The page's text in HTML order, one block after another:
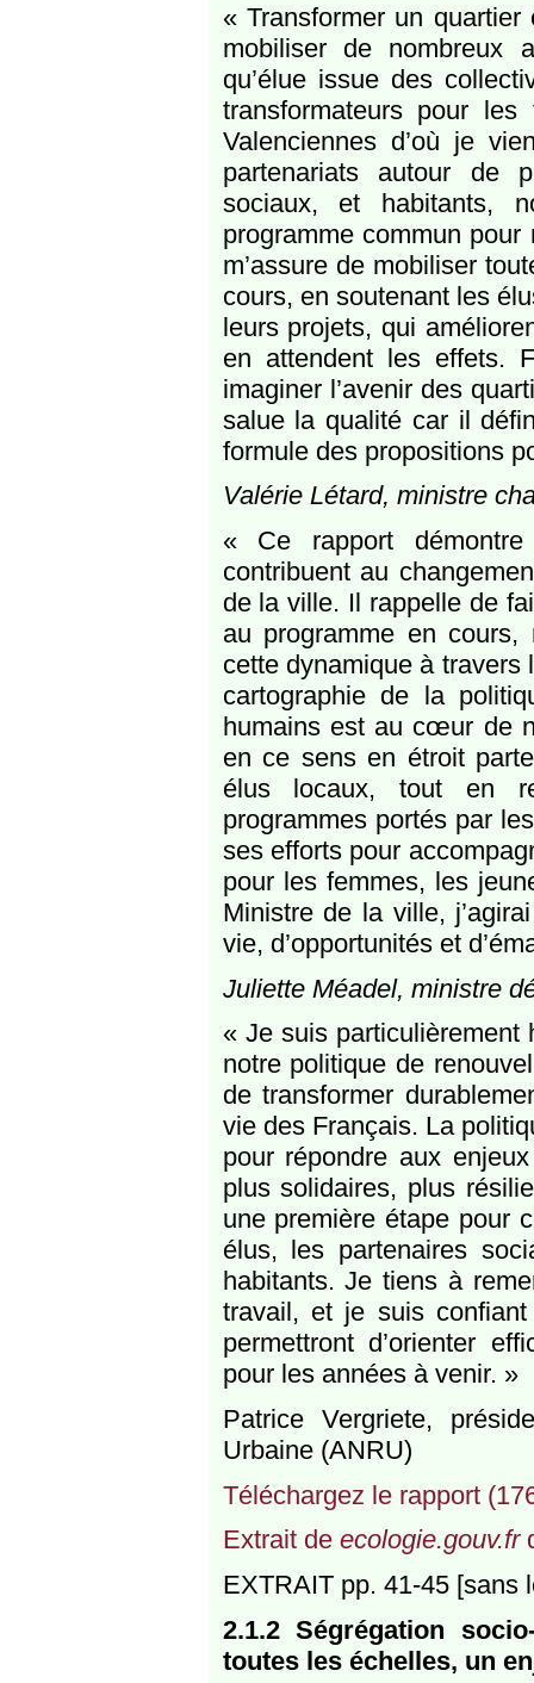
« Transformer un
mobiliser de nombreux
qu’élue issue des
transformateurs pour
Valenciennes d’où je
partenariats autour de
sociaux, et habitants,
programme commun
m’assure de mobiliser
cours, en soutenant les
leurs projets, qui
en attendent les effets.
imaginer l’avenir des
salue la qualité car il
formule des propositions
Valérie Létard, ministre
« Ce rapport
contribuent au
de la ville. Il rappelle de
au programme en cours,
cette dynamique à travers
cartographie de la
humains est au cœur de
en ce sens en étroit
élus locaux, tout en
programmes portés par
ses efforts pour
pour les femmes, les
Ministre de la ville,
vie, d’opportunités et
Juliette Méadel, ministre
« Je suis particulièrement
notre politique de
de transformer
vie des Français. La
pour répondre aux
plus solidaires, plus
une première étape pour
élus, les partenaires
habitants. Je tiens à
travail, et je suis
permettront d’orienter
pour les années à venir. »
Patrice Vergriete,
Urbaine (ANRU)
Téléchargez le rapport
Extrait de ecologie.gouv.fr
EXTRAIT pp. 41-45 [sans
2.1.2 Ségrégation
toutes les échelles, un